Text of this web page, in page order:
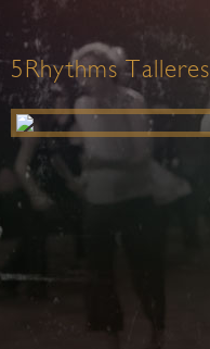
5Rhythms Talleres